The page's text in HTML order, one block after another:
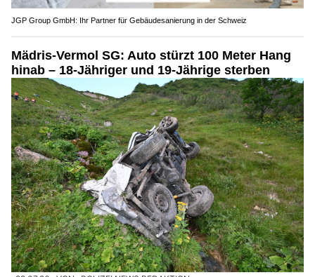
JGP Group GmbH: Ihr Partner für Gebäudesanierung in der Schweiz
Mädris-Vermol SG: Auto stürzt 100 Meter Hang
hinab – 18-Jähriger und 19-Jährige sterben